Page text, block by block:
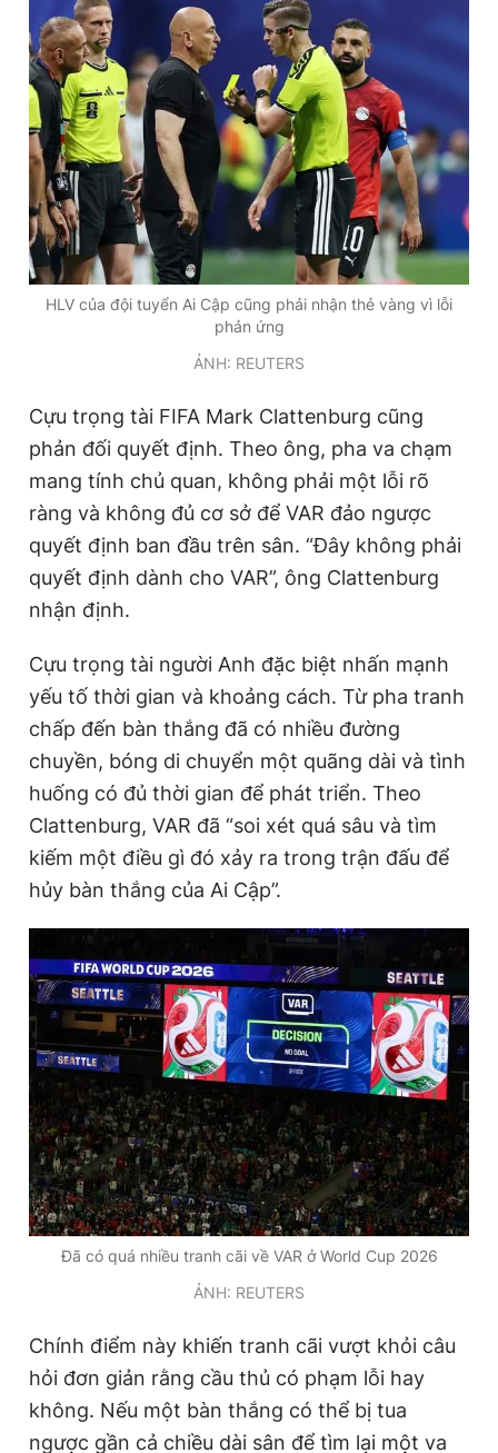
HLV của đội tuyển Ai Cập cũng phải nhận thẻ vàng vì lỗi
phản ứng
ẢNH: REUTERS
Cựu trọng tài FIFA Mark Clattenburg cũng
phản đối quyết định. Theo ông, pha va chạm
mang tính chủ quan, không phải một lỗi rõ
ràng và không đủ cơ sở để VAR đảo ngược
quyết định ban đầu trên sân. “Đây không phải
quyết định dành cho VAR”, ông Clattenburg
nhận định.
Cựu trọng tài người Anh đặc biệt nhấn mạnh
yếu tố thời gian và khoảng cách. Từ pha tranh
chấp đến bàn thắng đã có nhiều đường
chuyền, bóng di chuyển một quãng dài và tình
huống có đủ thời gian để phát triển. Theo
Clattenburg, VAR đã “soi xét quá sâu và tìm
kiếm một điều gì đó xảy ra trong trận đấu để
hủy bàn thắng của Ai Cập”.
Đã có quá nhiều tranh cãi về VAR ở World Cup 2026
ẢNH: REUTERS
Chính điểm này khiến tranh cãi vượt khỏi câu
hỏi đơn giản rằng cầu thủ có phạm lỗi hay
không. Nếu một bàn thắng có thể bị tua
ngược gần cả chiều dài sân để tìm lại một va